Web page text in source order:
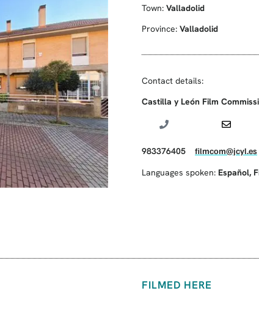
Town: Valladolid
Province: Valladolid
Contact details:
Castilla y León Film
983376405 filmcom@jcyl.es
Languages spoken: Español,
FILMED HERE